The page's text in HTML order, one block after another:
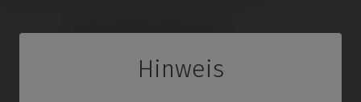
Hinweis
                      Angussfähige Abutments